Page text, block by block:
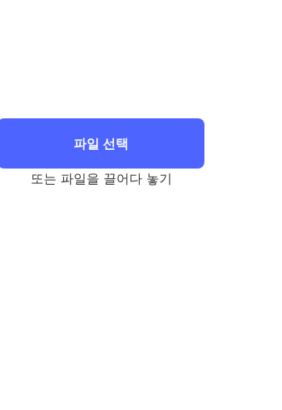
파일 선택
또는 파일을 끌어다 놓기